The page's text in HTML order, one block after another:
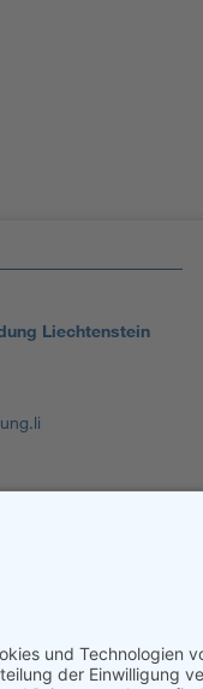
Liechtenstein